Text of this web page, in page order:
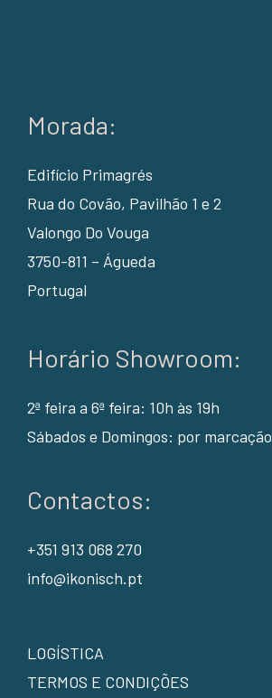
Morada:
Edifício Primagrés
Rua do Covão, Pavilhão 1 e 2
Valongo Do Vouga
3750-811 – Águeda
Portugal
Horário Showroom:
2ª feira a 6ª feira: 10h às 19h
Sábados e Domingos: por marcação
Contactos:
+351 913 068 270
info@ikonisch.pt
LOGÍSTICA
TERMOS E CONDIÇÕES